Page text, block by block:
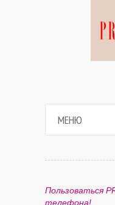
МЕНЮ
Пользоваться
телефона!